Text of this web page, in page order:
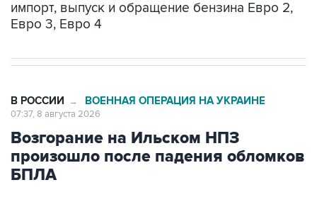
импорт, выпуск и обращение бензина Евро 2,
Евро 3, Евро 4
В РОССИИ → ВОЕННАЯ ОПЕРАЦИЯ НА УКРАИНЕ
07:37, 8 августа 2026
Возгорание на Ильском НПЗ
произошло после падения обломков
БПЛА